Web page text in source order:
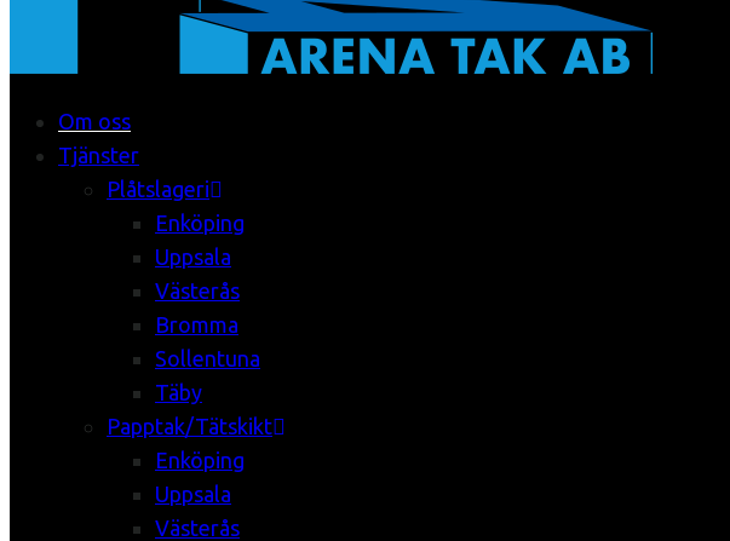
Om oss
Tjänster
Plåtslageri
Enköping
Uppsala
Västerås
Bromma
Sollentuna
Täby
Papptak/Tätskikt
Enköping
Uppsala
Västerås